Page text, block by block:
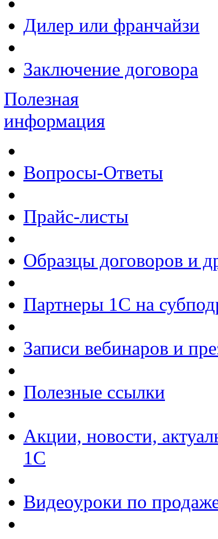
Дилер или франчайзи
Заключение договора
Полезная
информация
Вопросы-Ответы
Прайс-листы
Образцы договоров и
Партнеры 1С на
Записи вебинаров и
Полезные ссылки
Акции, новости,
1С
Видеоуроки по